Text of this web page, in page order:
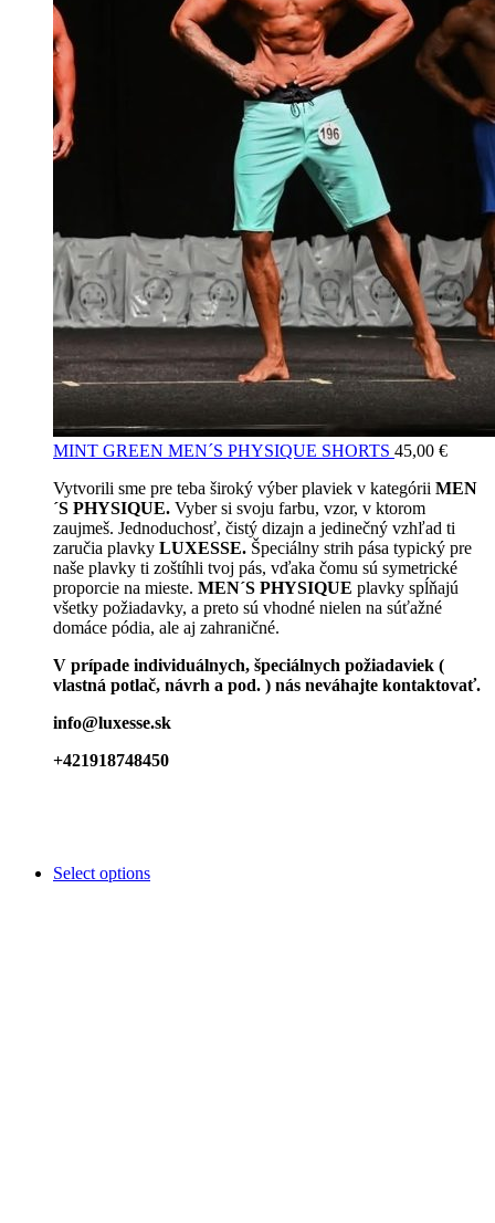
MINT GREEN MEN´S PHYSIQUE SHORTS 45,00 €
Vytvorili sme pre teba široký výber plaviek v kategórii MEN
´S PHYSIQUE. Vyber si svoju farbu, vzor, v ktorom
zaujmeš. Jednoduchosť, čistý dizajn a jedinečný vzhľad ti
zaručia plavky LUXESSE. Špeciálny strih pása typický pre
naše plavky ti zoštíhli tvoj pás, vďaka čomu sú symetrické
proporcie na mieste. MEN´S PHYSIQUE plavky spĺňajú
všetky požiadavky, a preto sú vhodné nielen na súťažné
domáce pódia, ale aj zahraničné.
V prípade individuálnych, špeciálnych požiadaviek (
vlastná potlač, návrh a pod. ) nás neváhajte kontaktovať.
info@luxesse.sk
+421918748450
Select options